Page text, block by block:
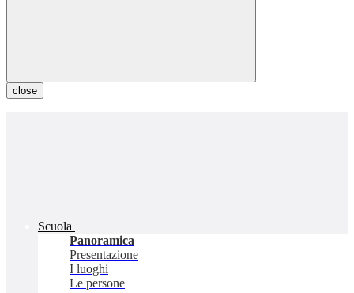
close
Scuola
Panoramica
Presentazione
I luoghi
Le persone